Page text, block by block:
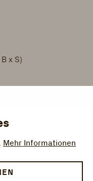
x S)
Mehr Informationen